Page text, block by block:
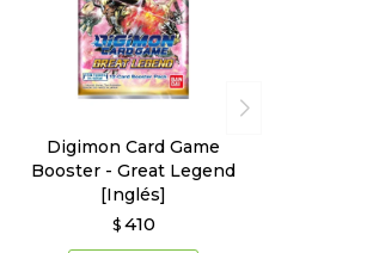
Digimon Card Game
Booster - Great Legend
[Inglés]
$ 410